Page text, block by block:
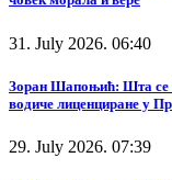
31. July 2026. 06:40
Зоран Шапоњић: Шта се
водиче лиценциране у
29. July 2026. 07:39